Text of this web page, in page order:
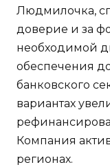
Людмилочка,
доверие и за
необходимой
обеспечения
банковского
вариантах
Компания
регионах.